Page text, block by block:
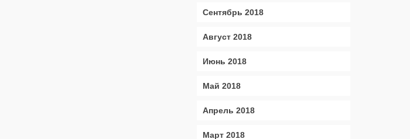
Сентябрь 2018
Август 2018
Июнь 2018
Май 2018
Апрель 2018
Март 2018